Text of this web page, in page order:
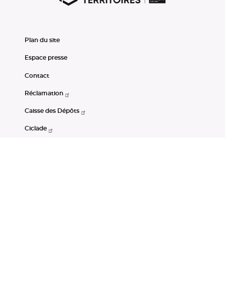
Plan du site
Espace presse
Contact
Réclamation
Caisse des Dépôts
Ciclade